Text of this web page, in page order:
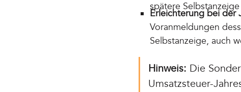
spätere
Erleichterung bei der
Voranmeldungen
Selbstanzeige, auch
Hinweis: Die
Umsatzsteuer-